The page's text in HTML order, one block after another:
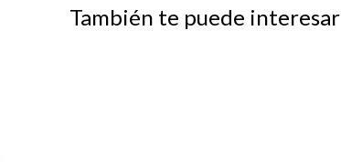
También te puede interesar